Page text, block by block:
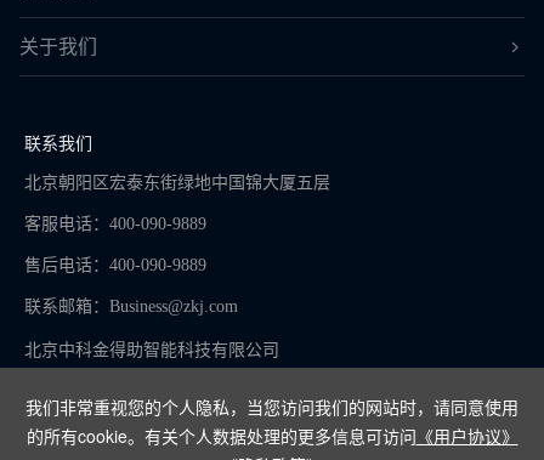
我们非常重视您的个人隐私，当您访问我们的网站时，请同意使用
的所有cookie。有关个人数据处理的更多信息可访问 《用户协议》
关于我们
联系我们
北京朝阳区宏泰东街绿地中国锦大厦五层
客服电话：400-090-9889
售后电话：400-090-9889
联系邮箱： Business@zkj.com
北京中科金得助智能科技有限公司
京ICP备16065273号-9